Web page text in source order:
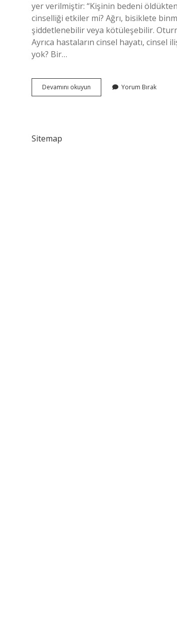
yer verilmiştir: “Kişinin bedeni
cinselliği etkiler mi? Ağrı, bisiklete
şiddetlenebilir veya kötüleşebilir.
Ayrıca hastaların cinsel hayatı,
yok? Bir…
Devamını okuyun
Sokumu
Yorum Bırak
Sitemap